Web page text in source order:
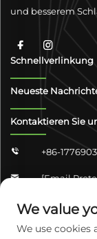
und besserem
Atmung mit
Schnellverlinkung
Neueste
Kontaktieren Sie
 +86-
 [email

Zhongshan
We value
We use cookies